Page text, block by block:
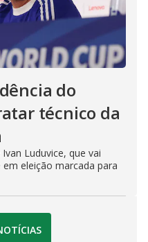
do
técnico da
Luduvice, que vai
eleição marcada para